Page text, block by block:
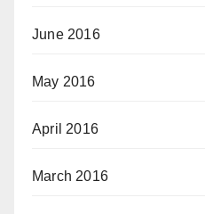
June 2016
May 2016
April 2016
March 2016